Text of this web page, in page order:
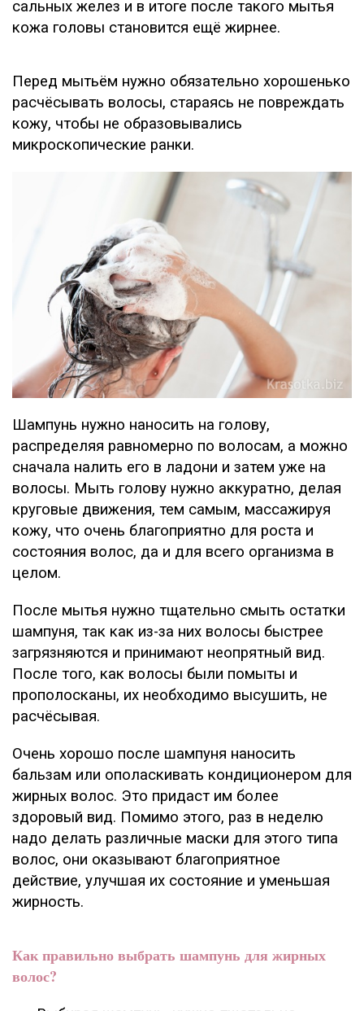
сальных желез и в итоге после такого мытья
кожа головы становится ещё жирнее.
Перед мытьём нужно обязательно хорошенько
расчёсывать волосы, стараясь не повреждать
кожу, чтобы не образовывались
микроскопические ранки.
Шампунь нужно наносить на голову,
распределяя равномерно по волосам, а можно
сначала налить его в ладони и затем уже на
волосы. Мыть голову нужно аккуратно, делая
круговые движения, тем самым, массажируя
кожу, что очень благоприятно для роста и
состояния волос, да и для всего организма в
целом.
После мытья нужно тщательно смыть остатки
шампуня, так как из-за них волосы быстрее
загрязняются и принимают неопрятный вид.
После того, как волосы были помыты и
прополосканы, их необходимо высушить, не
расчёсывая.
Очень хорошо после шампуня наносить
бальзам или ополаскивать кондиционером для
жирных волос. Это придаст им более
здоровый вид. Помимо этого, раз в неделю
надо делать различные маски для этого типа
волос, они оказывают благоприятное
действие, улучшая их состояние и уменьшая
жирность.
Как правильно выбрать шампунь для жирных
волос?